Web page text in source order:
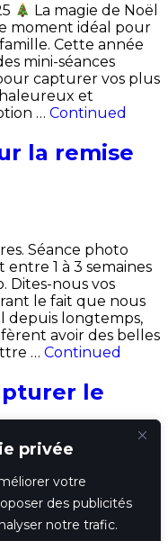
privée
votre
des publicités
notre trafic.
La magie de Noël
moment idéal pour
Cette année
mini-séances
capturer vos plus
et
… Continued
la remise
Séance photo
1 à 3 semaines
Dites-nous vos
le fait que nous
depuis longtemps,
avoir des belles
… Continued
le
le
sur mon travail.